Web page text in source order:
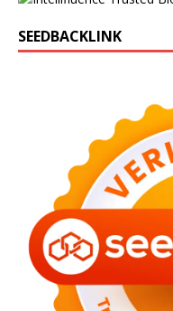
SEEDBACKLINK